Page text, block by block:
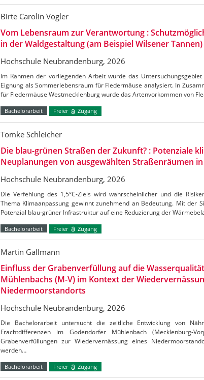
Birte Carolin Vogler
Vom Lebensraum zur Verantwortung :
in der Waldgestaltung (am Beispiel Wilsener Tannen)
Hochschule Neubrandenburg, 2026
Im Rahmen der vorliegenden Arbeit wurde das
Eignung als Sommerlebensraum für Fledermäuse analysiert. In
für Fledermäuse Westmecklenburg wurde das Artenvorkommen von
Bachelorarbeit Freier Zugang
Tomke Schleicher
Die blau-grünen Straßen der Zukunft? : Potenziale
Neuplanungen von ausgewählten Straßenräumen
Hochschule Neubrandenburg, 2026
Die Verfehlung des 1,5°C-Ziels wird wahrscheinlicher und die
Thema Klimaanpassung gewinnt zunehmend an Bedeutung. Mit der
Potenzial blau-grüner Infrastruktur auf eine Reduzierung der
Bachelorarbeit Freier Zugang
Martin Gallmann
Einfluss der Grabenverfüllung auf die
Mühlenbachs (M-V) im Kontext der
Niedermoorstandorts
Hochschule Neubrandenburg, 2026
Die Bachelorarbeit untersucht die zeitliche Entwicklung von
Frachtdifferenzen im Godendorfer Mühlenbach (Mecklenburg-
Grabenverfüllungen zur Wiedervernässung eines
werden…
Bachelorarbeit Freier Zugang